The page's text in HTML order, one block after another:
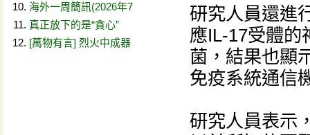
海外一周簡訊(2026年7
真正放下的是“貪心”
[萬物有言] 烈火中成器
研究人員還進
應IL-17受體的
菌，結果也顯
免疫系統通信
研究人員表示